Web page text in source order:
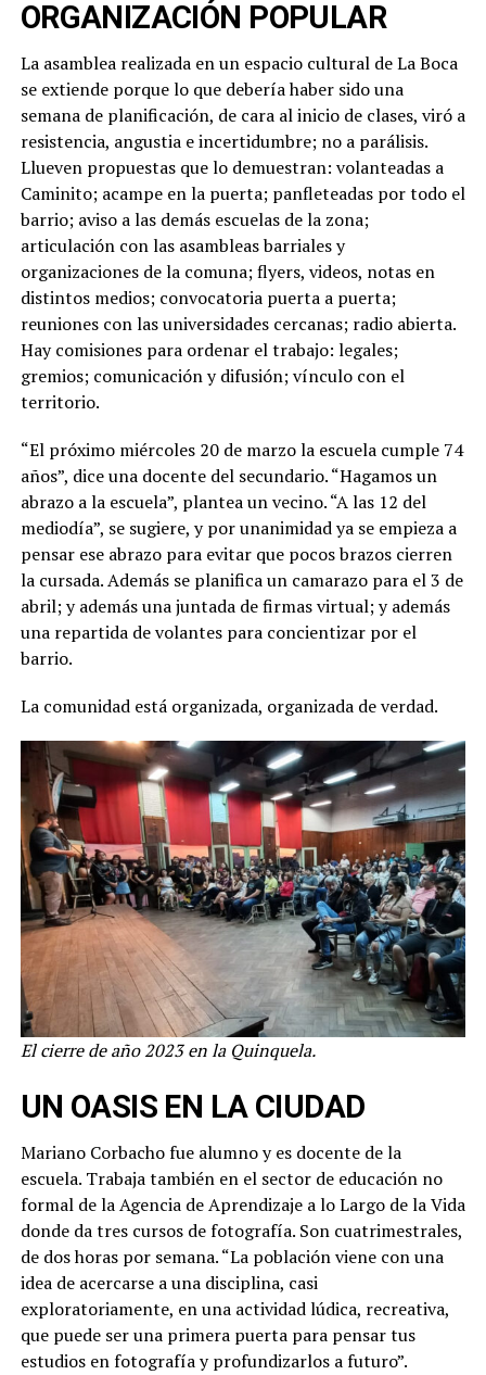
ORGANIZACIÓN POPULAR
La asamblea realizada en un espacio cultural de La Boca
se extiende porque lo que debería haber sido una
semana de planificación, de cara al inicio de clases, viró a
resistencia, angustia e incertidumbre; no a parálisis.
Llueven propuestas que lo demuestran: volanteadas a
Caminito; acampe en la puerta; panfleteadas por todo el
barrio; aviso a las demás escuelas de la zona;
articulación con las asambleas barriales y
organizaciones de la comuna; flyers, videos, notas en
distintos medios; convocatoria puerta a puerta;
reuniones con las universidades cercanas; radio abierta.
Hay comisiones para ordenar el trabajo: legales;
gremios; comunicación y difusión; vínculo con el
territorio.
“El próximo miércoles 20 de marzo la escuela cumple 74
años”, dice una docente del secundario. “Hagamos un
abrazo a la escuela”, plantea un vecino. “A las 12 del
mediodía”, se sugiere, y por unanimidad ya se empieza a
pensar ese abrazo para evitar que pocos brazos cierren
la cursada. Además se planifica un camarazo para el 3 de
abril; y además una juntada de firmas virtual; y además
una repartida de volantes para concientizar por el
barrio.
La comunidad está organizada, organizada de verdad.
El cierre de año 2023 en la Quinquela.
UN OASIS EN LA CIUDAD
Mariano Corbacho fue alumno y es docente de la
escuela. Trabaja también en el sector de educación no
formal de la Agencia de Aprendizaje a lo Largo de la Vida
donde da tres cursos de fotografía. Son cuatrimestrales,
de dos horas por semana. “La población viene con una
idea de acercarse a una disciplina, casi
exploratoriamente, en una actividad lúdica, recreativa,
que puede ser una primera puerta para pensar tus
estudios en fotografía y profundizarlos a futuro”.